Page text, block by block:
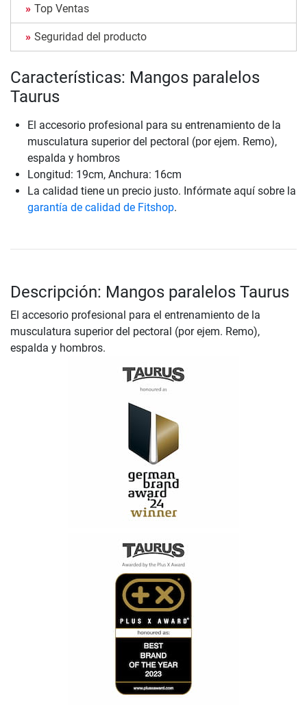
Top Ventas
Seguridad del producto
Características: Mangos paralelos
Taurus
El accesorio profesional para su entrenamiento de la
musculatura superior del pectoral (por ejem. Remo),
espalda y hombros
Longitud: 19cm, Anchura: 16cm
La calidad tiene un precio justo. Infórmate aquí sobre la
garantía de calidad de Fitshop.
Descripción: Mangos paralelos Taurus
El accesorio profesional para el entrenamiento de la
musculatura superior del pectoral (por ejem. Remo),
espalda y hombros.